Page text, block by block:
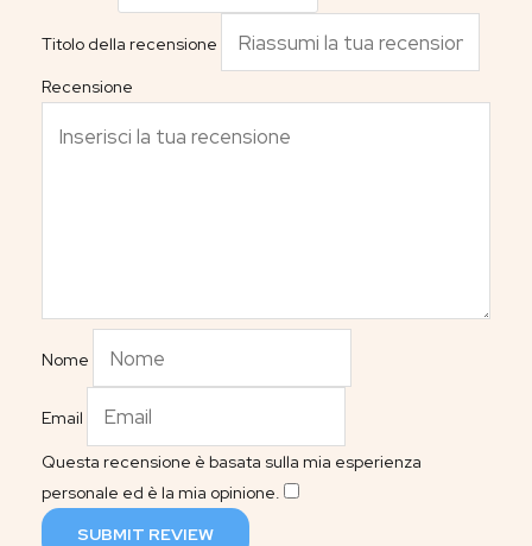
Titolo della recensione
Recensione
Nome
Email
Questa recensione è basata sulla mia esperienza
personale ed è la mia opinione.
SUBMIT REVIEW